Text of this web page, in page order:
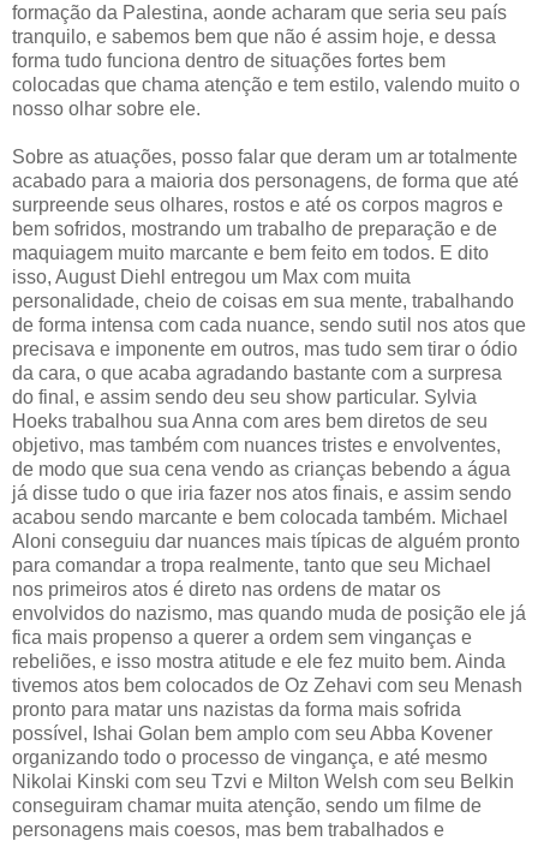
formação da Palestina, aonde acharam que seria seu país
tranquilo, e sabemos bem que não é assim hoje, e dessa
forma tudo funciona dentro de situações fortes bem
colocadas que chama atenção e tem estilo, valendo muito o
nosso olhar sobre ele.
Sobre as atuações, posso falar que deram um ar totalmente
acabado para a maioria dos personagens, de forma que até
surpreende seus olhares, rostos e até os corpos magros e
bem sofridos, mostrando um trabalho de preparação e de
maquiagem muito marcante e bem feito em todos. E dito
isso, August Diehl entregou um Max com muita
personalidade, cheio de coisas em sua mente, trabalhando
de forma intensa com cada nuance, sendo sutil nos atos que
precisava e imponente em outros, mas tudo sem tirar o ódio
da cara, o que acaba agradando bastante com a surpresa
do final, e assim sendo deu seu show particular. Sylvia
Hoeks trabalhou sua Anna com ares bem diretos de seu
objetivo, mas também com nuances tristes e envolventes,
de modo que sua cena vendo as crianças bebendo a água
já disse tudo o que iria fazer nos atos finais, e assim sendo
acabou sendo marcante e bem colocada também. Michael
Aloni conseguiu dar nuances mais típicas de alguém pronto
para comandar a tropa realmente, tanto que seu Michael
nos primeiros atos é direto nas ordens de matar os
envolvidos do nazismo, mas quando muda de posição ele já
fica mais propenso a querer a ordem sem vinganças e
rebeliões, e isso mostra atitude e ele fez muito bem. Ainda
tivemos atos bem colocados de Oz Zehavi com seu Menash
pronto para matar uns nazistas da forma mais sofrida
possível, Ishai Golan bem amplo com seu Abba Kovener
organizando todo o processo de vingança, e até mesmo
Nikolai Kinski com seu Tzvi e Milton Welsh com seu Belkin
conseguiram chamar muita atenção, sendo um filme de
personagens mais coesos, mas bem trabalhados e